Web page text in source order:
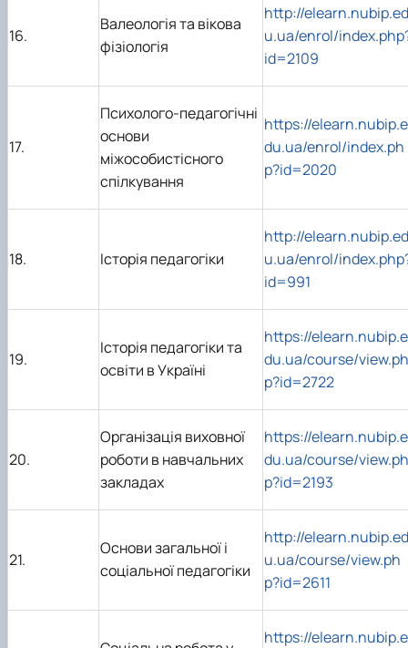
16.
Валеологія та вікова
фізіологія
http://elearn.nubip.ed
u.ua/enrol/
id=2109
17.
Психолого-педагогічні
основи
міжособистісного
спілкування
https://elearn.nubip.e
du.ua/enrol/index.ph
p?id=2020
18. Історія педагогіки
http://elearn.nubip.ed
u.ua/enrol/
id=991
19.
Історія педагогіки та
освіти в Україні
https://elearn.nubip.e
du.ua/course/view.ph
p?id=2722
20.
Організація виховної
роботи в навчальних
закладах
https://elearn.nubip.e
du.ua/course/view.ph
p?id=2193
21.
Основи загальної і
соціальної педагогіки
http://elearn.nubip.ed
u.ua/course/view.ph
p?id=2611
https://elearn.nubip.e